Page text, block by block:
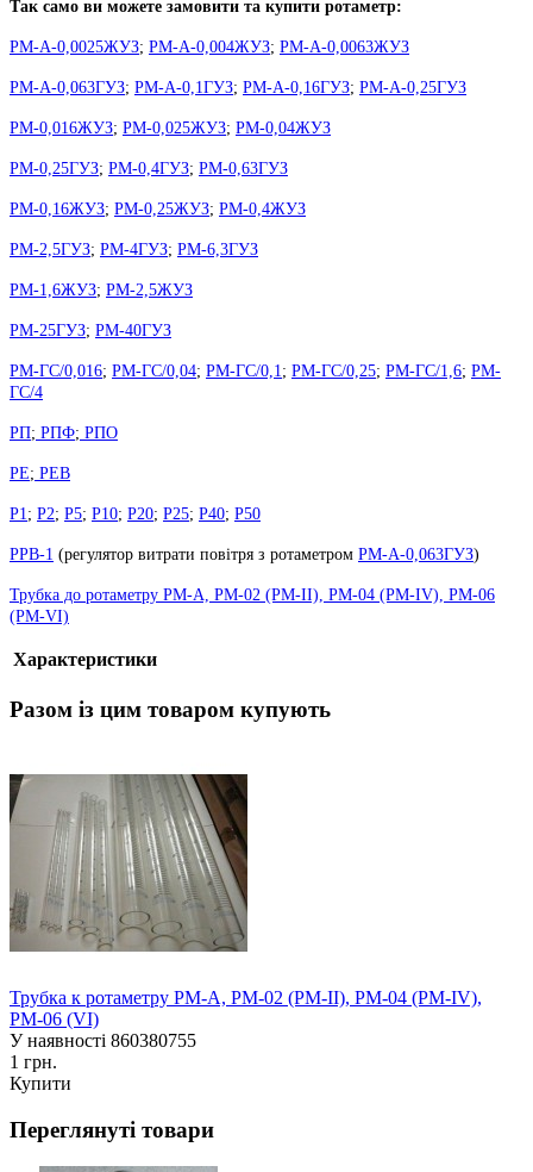
Так само ви можете замовити та купити ротаметр:
РМ-А-0,0025ЖУЗ; РМ-А-0,004ЖУЗ; РМ-А-0,0063ЖУЗ
РМ-А-0,063ГУЗ; РМ-А-0,1ГУЗ; РМ-А-0,16ГУЗ; РМ-А-0,25ГУЗ
РМ-0,016ЖУЗ; РМ-0,025ЖУЗ; РМ-0,04ЖУЗ
РМ-0,25ГУЗ; РМ-0,4ГУЗ; РМ-0,63ГУЗ
РМ-0,16ЖУЗ; РМ-0,25ЖУЗ; РМ-0,4ЖУЗ
РМ-2,5ГУЗ; РМ-4ГУЗ; РМ-6,3ГУЗ
РМ-1,6ЖУЗ; РМ-2,5ЖУЗ
РМ-25ГУЗ; РМ-40ГУЗ
РМ-ГС/0,016; РМ-ГС/0,04; РМ-ГС/0,1 ; РМ-ГС/0,25; РМ-ГС/1,6; РМ-
ГС/4
РП; РПФ; РПО
РЕ; РЕВ
Р1 ; Р2; Р5; Р10; Р20; Р25; Р40; Р50
РРВ-1 (регулятор витрати повітря з ротаметром РМ-А-0,063ГУЗ)
Трубка до ротаметру РМ-А, РМ-02 (РМ-II), РМ-04 (РМ-IV), РМ-06
(РМ-VI)
Характеристики
Разом із цим товаром купують
Трубка к ротаметру РМ-А, РМ-02 (РМ-II), РМ-04 (РМ-IV),
РМ-06 (VI)
У наявності 860380755
1 грн.
Купити
Переглянуті товари